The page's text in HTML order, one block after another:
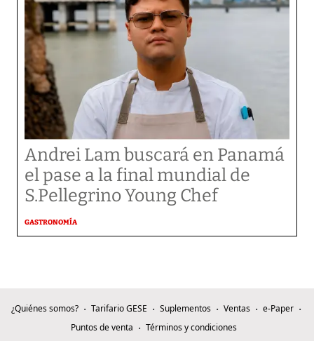
Andrei Lam buscará en Panamá
el pase a la final mundial de
S.Pellegrino Young Chef
GASTRONOMÍA
¿Quiénes somos? Tarifario GESE Suplementos Ventas
e-Paper
Puntos de venta
Términos y condiciones